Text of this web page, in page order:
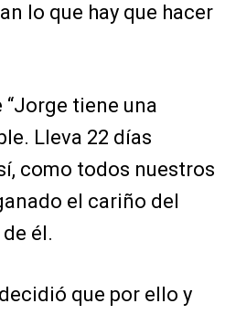
lo que hay que hacer
“Jorge tiene una
Lleva 22 días
como todos nuestros
el cariño del
él.
que por ello y